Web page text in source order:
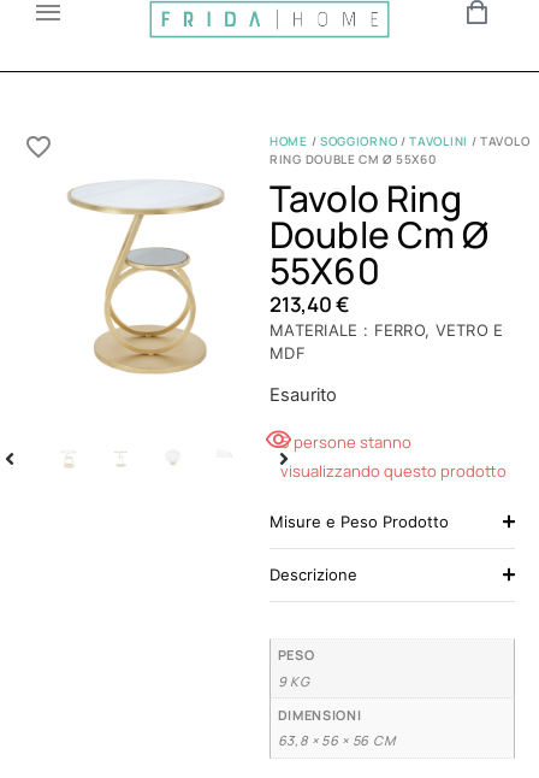
HOME / SOGGIORNO /TAVOLINI / TAVOLO
RING DOUBLE CM Ø 55X60
Tavolo Ring
Double Cm Ø
55X60
213,40€
MATERIALE : FERRO, VETRO E
MDF
Esaurito
5 persone stanno
visualizzando questo prodotto
Misure e Peso Prodotto
Descrizione
PESO
9 KG
DIMENSIONI
63,8 × 56 × 56 CM